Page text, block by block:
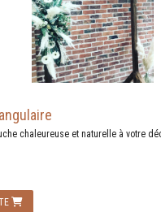
chaleureuse et naturelle à votre